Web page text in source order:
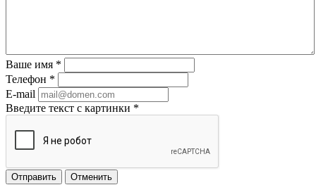
Ваше имя *
Телефон *
E-mail
Введите текст с картинки *
Отменить